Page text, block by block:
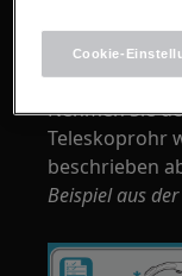
Prüfen Sie, ob
eine
Nehmen Sie
Teleskoprohr
beschrieben
Beispiel aus
Cookie-